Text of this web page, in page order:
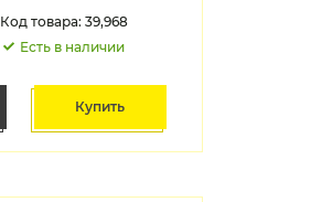
Код товара: 39,968
Есть в наличии
Купить